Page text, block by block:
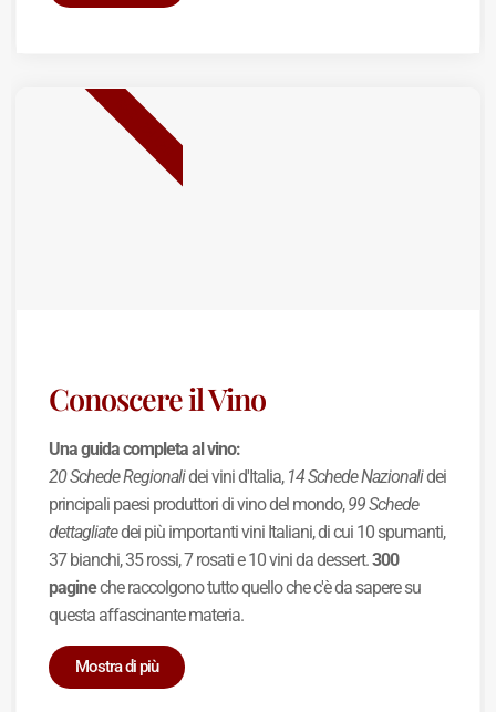
Conoscere il Vino
Una guida completa al vino:
20 Schede Regionalidei vini d'Italia, 14 Schede Nazionalidei
principali paesi produttori di vino del mondo,99 Schede
dettagliatedei più importanti vini Italiani, di cui 10 spumanti,
37 bianchi, 35 rossi, 7 rosati e 10 vini da dessert.300
pagineche raccolgono tutto quello che c'è da sapere su
questa affascinante materia.
Mostra di più
BEST SELLER